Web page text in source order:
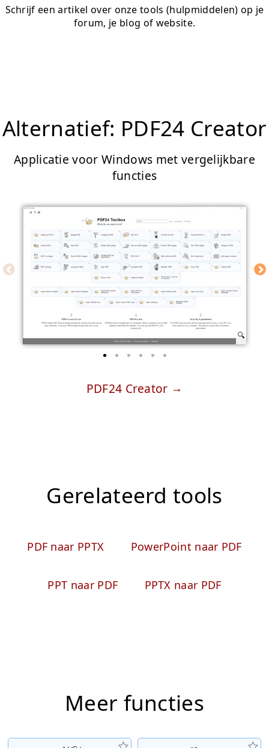
Schrijf een artikel over onze tools (hulpmiddelen) op je
forum, je blog of website.
Alternatief: PDF24 Creator
Applicatie voor Windows met vergelijkbare
functies
PDF24 Creator
Gerelateerd tools
PDF naar PPTX PowerPoint naar PDF
PPT naar PDF PPTX naar PDF
Meer functies